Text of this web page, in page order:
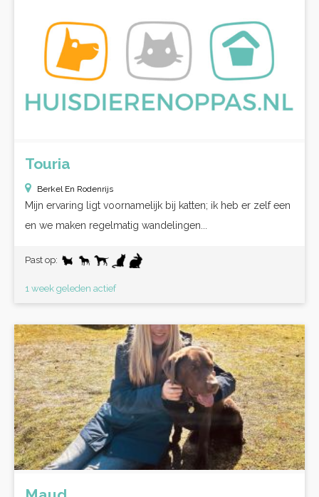
Touria
Berkel En Rodenrijs
Mijn ervaring ligt voornamelijk bij katten; ik heb er zelf een
en we maken regelmatig wandelingen...
Past op:
1 week geleden actief